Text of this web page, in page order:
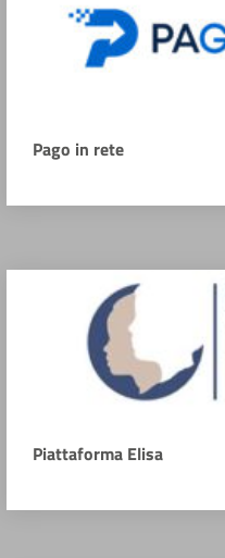
Pago in rete
Piattaforma Elisa